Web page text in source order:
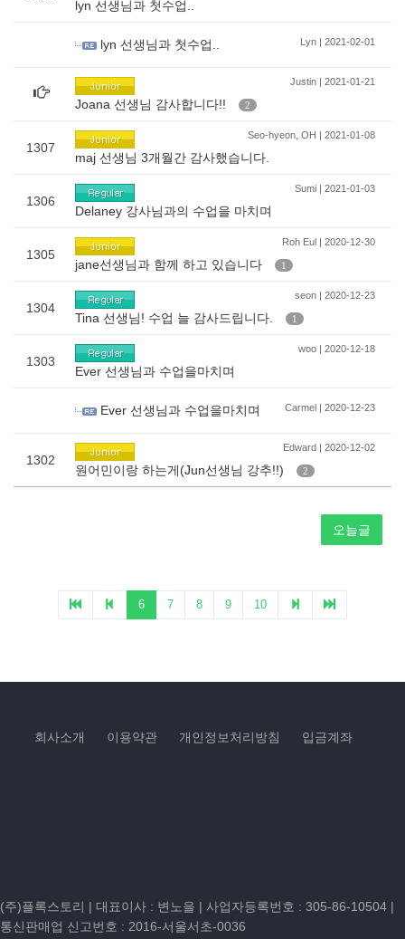
회사소개 이용약관 개인정보처리방침 입금계좌
(주)플록스토리 | 대표이사 : 변노을 | 사업자등록번호 : 305-86-10504 |
통신판매업 신고번호 : 2016-서울서초-0036